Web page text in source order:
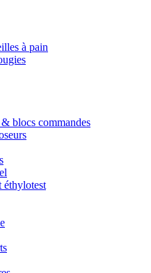
à pain
blocs commandes
éthylotest